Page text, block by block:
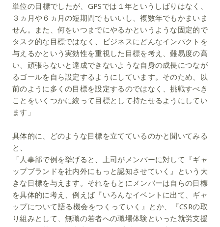
単位の目標でしたが、GPSでは１年というしばりはなく、
３ヵ月や６ヵ月の短期間でもいいし、複数年でもかまいま
せん。また、何をいつまでにやるかというような固定的で
タスク的な目標ではなく、ビジネスにどんなインパクトを
与えるかという実効性を重視した目標を考え、難易度の高
い、頑張らないと達成できないような自身の成長につなが
るゴールを自ら設定するようにしています。そのため、以
前のように多くの目標を設定するのではなく、挑戦すべき
ことをいくつかに絞って目標として持たせるようにしてい
ます」
具体的に、どのような目標を立てているのかと聞いてみる
と、
「人事部で例を挙げると、上司がメンバーに対して『ギャ
ップブランドを社内外にもっと認知させていく』という大
きな目標を与えます。それをもとにメンバーは自らの目標
を具体的に考え、例えば『いろんなイベントに出て、ギャ
ップについて語る機会をつくっていく』とか、『CSRの取
り組みとして、無職の若者への職場体験といった就労支援